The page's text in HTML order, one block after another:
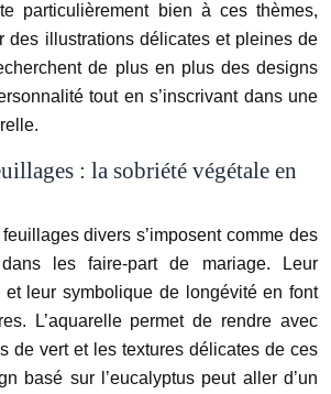
particulièrement bien à ces thèmes,
des illustrations délicates et pleines de
de plus en plus des designs
tout en s’inscrivant dans une
: la sobriété végétale en
feuillages divers s’imposent comme des
les faire-part de mariage. Leur
leur symbolique de longévité en font
L’aquarelle permet de rendre avec
de vert et les textures délicates de ces
basé sur l’eucalyptus peut aller d’un